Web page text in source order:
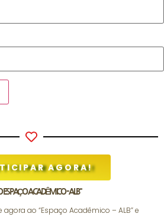
AGORA!
ESPAÇO ACADÊMICO - ALB"
ao “Espaço Acadêmico – ALB” e